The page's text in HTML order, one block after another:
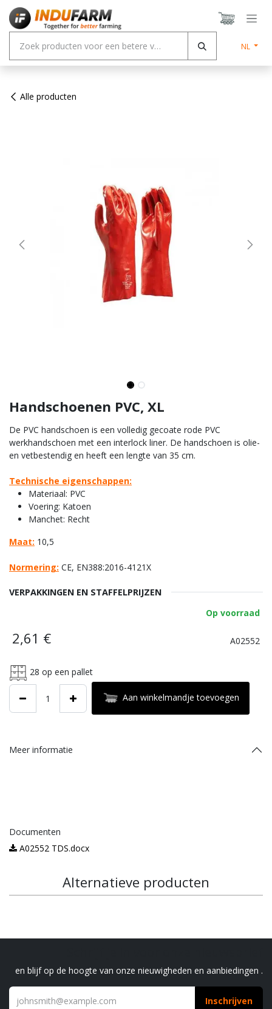
Overslaan naar inhoud
NL
Alle producten
Handschoenen PVC, XL
De PVC handschoen is een volledig gecoate rode PVC
werkhandschoen met een interlock liner. De handschoen is olie-
en vetbestendig en heeft een lengte van 35 cm.
Technische eigenschappen:
Materiaal: PVC
Voering: Katoen
Manchet: Recht
Maat: 10,5
Normering: CE, EN388:2016-4121X
VERPAKKINGEN EN STAFFELPRIJZEN
Op voorraad
2,61 € A02552
28 op een pallet
Aan winkelmandje toevoegen
Meer informatie
Documenten
A02552 TDS.docx
Alternatieve producten
en blijf op de hoogte van onze nieuwigheden en aanbiedingen .
Inschrijven